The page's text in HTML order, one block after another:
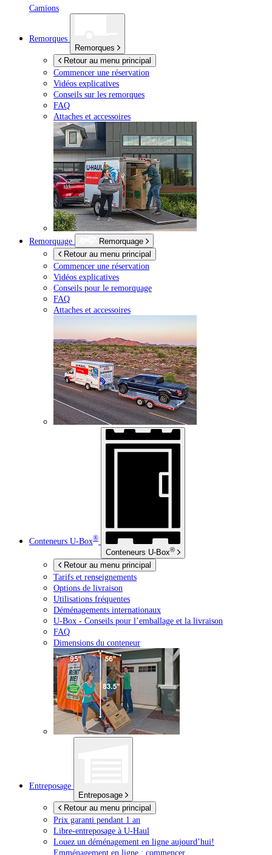
Camions
Remorques
Remorques
Retour au menu principal
Commencer une réservation
Vidéos explicatives
Conseils sur les remorques
FAQ
Attaches et accessoires
Remorquage
Remorquage
Retour au menu principal
Commencer une réservation
Vidéos explicatives
Conseils pour le remorquage
FAQ
Attaches et accessoires
Conteneurs U-Box®
Conteneurs U-Box®
Retour au menu principal
Tarifs et renseignements
Options de livraison
Utilisations fréquentes
Déménagements internationaux
U-Box - Conseils pour l’emballage et la livraison
FAQ
Dimensions du conteneur
Entreposage
Entreposage
Retour au menu principal
Prix garanti pendant 1 an
Libre-entreposage à U-Haul
Louez un déménagement en ligne aujourd’hui!
Emménagement en ligne : commencer